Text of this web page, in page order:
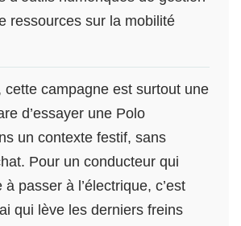
ressources sur la mobilité
cette campagne est surtout une
d’essayer une Polo
un contexte festif, sans
Pour un conducteur qui
passer à l’électrique, c’est
qui lève les derniers freins